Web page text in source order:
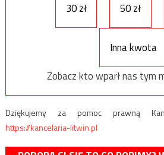
30 zł
50 zł
Inna kwota
Zobacz kto wparł nas tym
Dziękujemy za pomoc prawną
https://kancelaria-litwin.pl